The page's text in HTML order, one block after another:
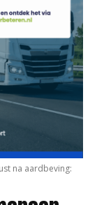
na aardbeving: